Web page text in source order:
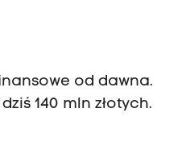
od dawna.
140 mln złotych.